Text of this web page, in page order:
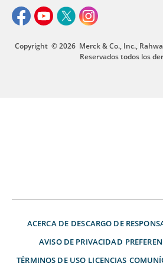
Copyright © 2026 Merck & Co., Inc.,
Reservados todos los
ACERCA DE DESCARGO DE
AVISO DE PRIVACIDAD
TÉRMINOS DE USO LICENCIAS